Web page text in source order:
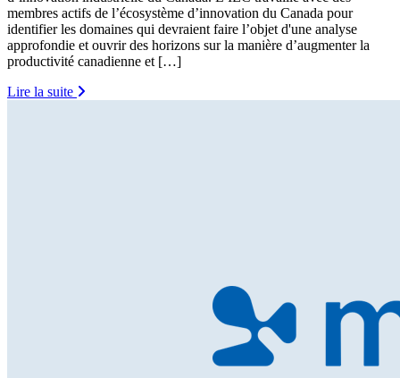
membres actifs de l’écosystème d’innovation du Canada pour
identifier les domaines qui devraient faire l’objet d'une analyse
approfondie et ouvrir des horizons sur la manière d’augmenter la
productivité canadienne et […]
Lire la suite